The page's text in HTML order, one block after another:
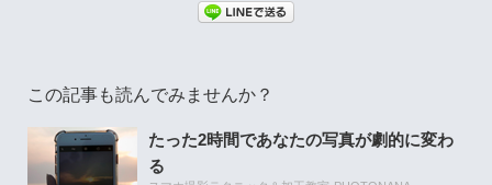
この記事も読んでみませんか？
たった2時間であなたの写真が劇的に変わ
る